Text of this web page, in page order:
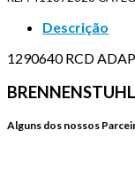
Descrição
1290640 RCD
BRENNENSTUHL
Alguns dos nossos